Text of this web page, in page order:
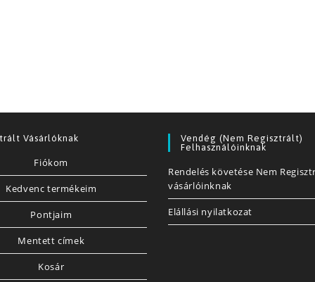
Vásárlóknak
Fiókom
Kedvenc termékeim
Pontjaim
Mentett címek
Kosár
Vendég (nem Regisztrált)
Felhasználóinknak
Rendelés követése Nem
vásárlóinknak
Elállási nyilatkozat